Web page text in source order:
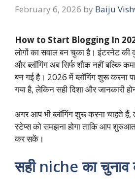
February 6, 2026 by Baiju
How to Start Blogging In
लोगों का सवाल बन चुका है। इंटरनेट की
और ब्लॉगिंग अब सिर्फ शौक नहीं बल्कि
बन गई है। 2026 में ब्लॉगिंग शुरू करना
गया है, लेकिन सही दिशा और जानकारी
अगर आप भी ब्लॉगिंग शुरू करना चाहते
स्टेप्स को समझना होगा ताकि आप
कर सकें।
सही niche का चुनाव